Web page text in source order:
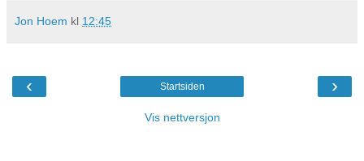
Jon Hoem kl 12:45
‹ ›
Startsiden
Vis nettversjon